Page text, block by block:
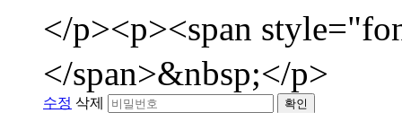
</p><p><span
</span>&nbsp;</p>
수정 삭제 확인